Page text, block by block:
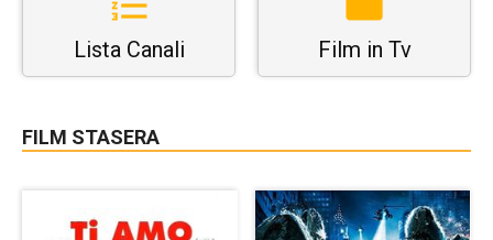
Lista Canali Film in Tv
FILM STASERA